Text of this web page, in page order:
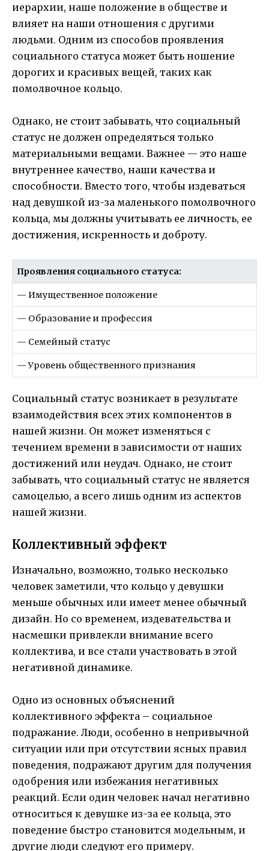
иерархии, наше положение в обществе и
влияет на наши отношения с другими
людьми. Одним из способов проявления
социального статуса может быть ношение
дорогих и красивых вещей, таких как
помолвочное кольцо.
Однако, не стоит забывать, что социальный
статус не должен определяться только
материальными вещами. Важнее — это наше
внутреннее качество, наши качества и
способности. Вместо того, чтобы издеваться
над девушкой из-за маленького помолвочного
кольца, мы должны учитывать ее личность, ее
достижения, искренность и доброту.
Проявления социального статуса:
— Имущественное положение
— Образование и профессия
— Семейный статус
— Уровень общественного признания
Социальный статус возникает в результате
взаимодействия всех этих компонентов в
нашей жизни. Он может изменяться с
течением времени в зависимости от наших
достижений или неудач. Однако, не стоит
забывать, что социальный статус не является
самоцелью, а всего лишь одним из аспектов
нашей жизни.
Коллективный эффект
Изначально, возможно, только несколько
человек заметили, что кольцо у девушки
меньше обычных или имеет менее обычный
дизайн. Но со временем, издевательства и
насмешки привлекли внимание всего
коллектива, и все стали участвовать в этой
негативной динамике.
Одно из основных объяснений
коллективного эффекта – социальное
подражание. Люди, особенно в непривычной
ситуации или при отсутствии ясных правил
поведения, подражают другим для получения
одобрения или избежания негативных
реакций. Если один человек начал негативно
относиться к девушке из-за ее кольца, это
поведение быстро становится модельным, и
другие люди следуют его примеру.